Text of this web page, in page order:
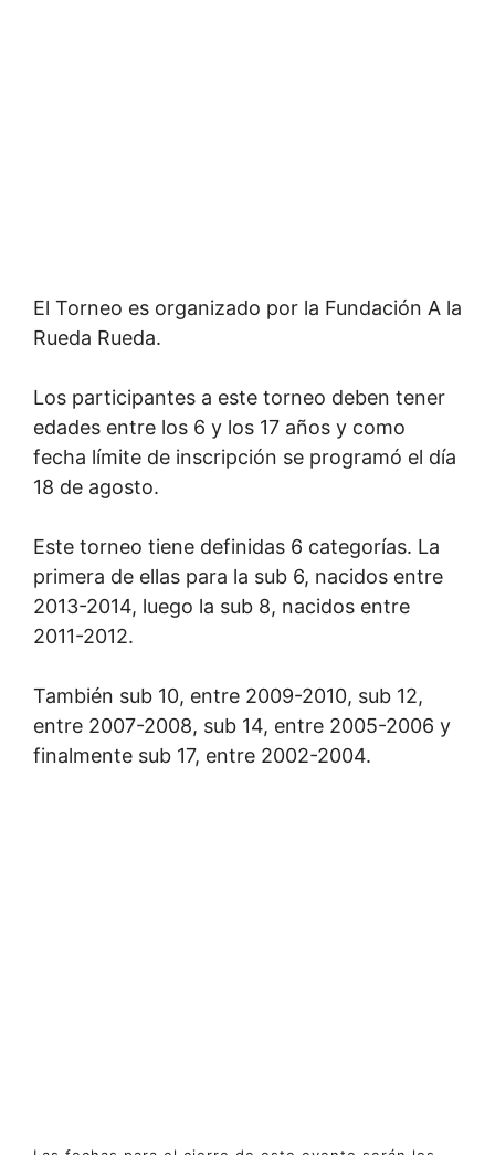
El Torneo es organizado por la Fundación A la
Rueda Rueda.
Los participantes a este torneo deben tener
edades entre los 6 y los 17 años y como
fecha límite de inscripción se programó el día
18 de agosto.
Este torneo tiene definidas 6 categorías. La
primera de ellas para la sub 6, nacidos entre
2013-2014, luego la sub 8, nacidos entre
2011-2012.
También sub 10, entre 2009-2010, sub 12,
entre 2007-2008, sub 14, entre 2005-2006 y
finalmente sub 17, entre 2002-2004.